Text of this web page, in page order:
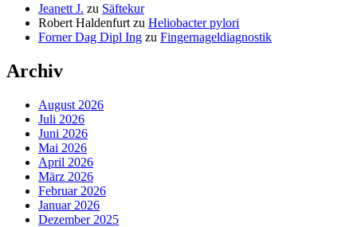
Jeanett J. zu Säftekur
Robert Haldenfurt zu Heliobacter pylori
Forner Dag Dipl Ing zu Fingernageldiagnostik
Archiv
August 2026
Juli 2026
Juni 2026
Mai 2026
April 2026
März 2026
Februar 2026
Januar 2026
Dezember 2025